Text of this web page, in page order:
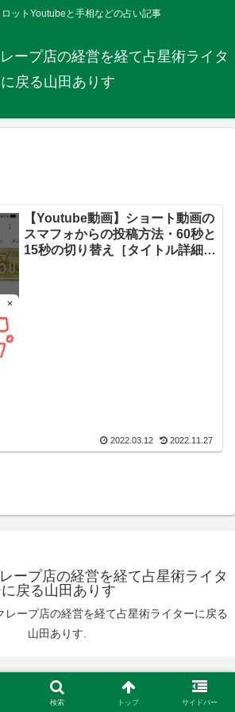
ットYoutubeと手相などの占い記事
ープ店の経営を経て占星術ライタ
戻る山田ありす
【Youtube動画】ショート動画の
スマフォからの投稿方法・60秒と
15秒の切り替え［タイトル詳細
2022.03.12 2022.11.27
ープ店の経営を経て占星術ライタ
戻る山田ありす
ープ店の経営を経て占星術ライターに戻る
山田ありす.
検索 トップ サイドバー